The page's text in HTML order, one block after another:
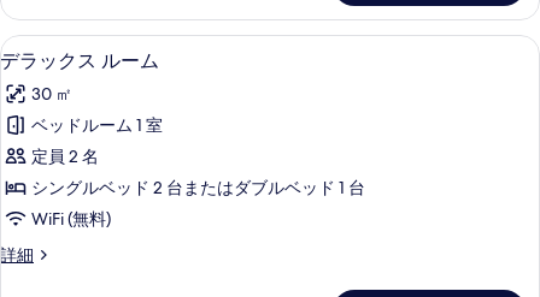
真
を
表
示
す
る
の
詳
細
デ
ラ
ッ
ク
ス
ル
ー
ム
高級寝具、羽毛の掛け布団、ミニバ
6
デラックス ルーム
30 ㎡
ベッドルーム 1 室
定員 2 名
シングルベッド 2 台またはダブルベッド 1 台
WiFi (無料)
詳細
デ